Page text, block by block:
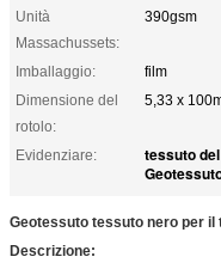
Unità
Massachussets:
390gsm
Imballaggio:
film
Dimensione del
rotolo:
5,33 x
Evidenziare: tessuto
Geotessuto tessuto nero per il
Descrizione: